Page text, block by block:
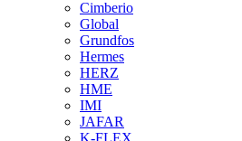
Cimberio
Global
Grundfos
Hermes
HERZ
HME
IMI
JAFAR
K-FLEX